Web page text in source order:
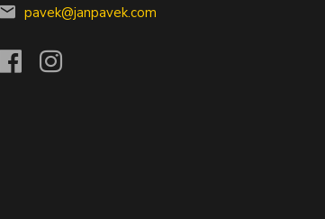
pavek@janpavek.com